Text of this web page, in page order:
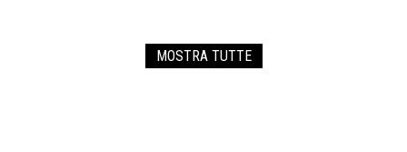
MOSTRA TUTTE